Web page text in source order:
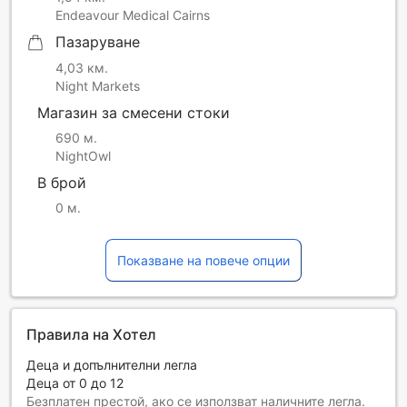
Endeavour Medical Cairns
Пазаруване
4,03 км.
Night Markets
Магазин за смесени стоки
690 м.
NightOwl
В брой
0 м.
Показване на повече опции
Правила на Хотел
Деца и допълнителни легла
Деца от 0 до 12
Безплатен престой, ако се използват наличните легла.